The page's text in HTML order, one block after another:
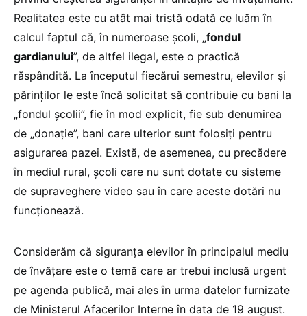
Realitatea este cu atât mai tristă odată ce luăm în
calcul faptul că, în numeroase școli, „fondul
gardianului”, de altfel ilegal, este o practică
răspândită. La începutul fiecărui semestru, elevilor și
părinților le este încă solicitat să contribuie cu bani la
„fondul școlii”, fie în mod explicit, fie sub denumirea
de „donație”, bani care ulterior sunt folosiți pentru
asigurarea pazei. Există, de asemenea, cu precădere
în mediul rural, școli care nu sunt dotate cu sisteme
de supraveghere video sau în care aceste dotări nu
funcționează.
Considerăm că siguranța elevilor în principalul mediu
de învățare este o temă care ar trebui inclusă urgent
pe agenda publică, mai ales în urma datelor furnizate
de Ministerul Afacerilor Interne în data de 19 august.